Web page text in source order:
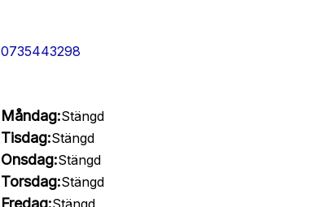
0735443298
Måndag:Stängd
Tisdag:Stängd
Onsdag:Stängd
Torsdag:Stängd
Fredag:Stängd